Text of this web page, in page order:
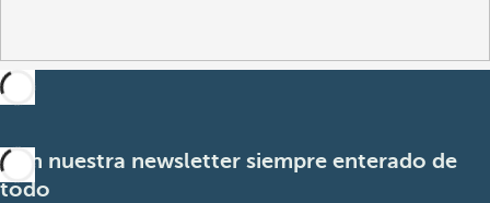
Con nuestra newsletter siempre enterado de
todo